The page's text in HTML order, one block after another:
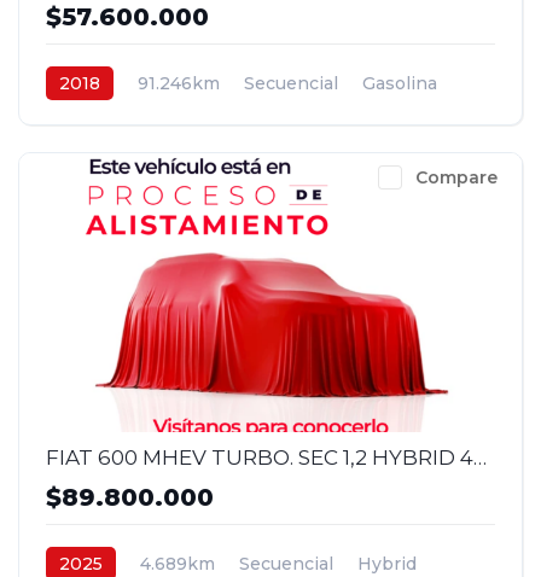
$57.600.000
2018 91.246km Secuencial
Gasolina
Compare
FIAT 600 MHEV TURBO. SEC 1,2 HYBRID 4X2 2025
$89.800.000
2025 4.689km Secuencial
Hybrid